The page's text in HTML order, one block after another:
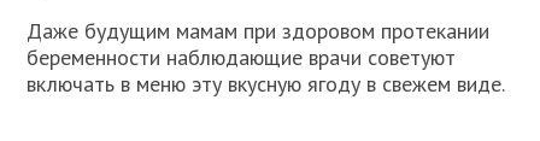
Даже будущим мамам при здоровом протекании
беременности наблюдающие врачи советуют
включать в меню эту вкусную ягоду в свежем виде.